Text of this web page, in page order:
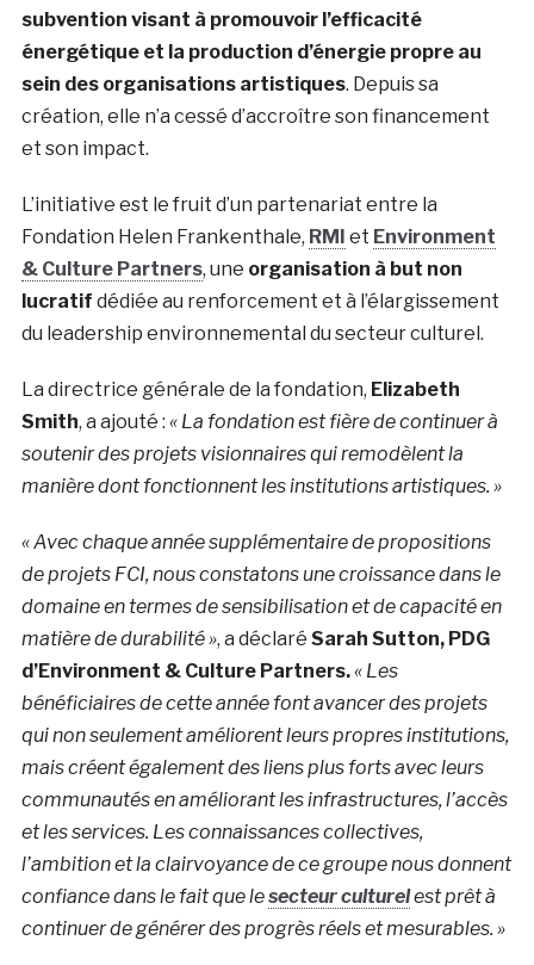
subvention visant à promouvoir l’efficacité
énergétique et la production d’énergie propre au
sein des organisations artistiques. Depuis sa
création, elle n’a cessé d’accroître son financement
et son impact.
L’initiative est le fruit d’un partenariat entre la
Fondation Helen Frankenthale, RMI et Environment
& Culture Partners, une organisation à but non
lucratif dédiée au renforcement et à l’élargissement
du leadership environnemental du secteur culturel.
La directrice générale de la fondation, Elizabeth
Smith, a ajouté : « La fondation est fière de continuer à
soutenir des projets visionnaires qui remodèlent la
manière dont fonctionnent les institutions artistiques. »
« Avec chaque année supplémentaire de propositions
de projets FCI, nous constatons une croissance dans le
domaine en termes de sensibilisation et de capacité en
matière de durabilité », a déclaré Sarah Sutton, PDG
d’Environment & Culture Partners.« Les
bénéficiaires de cette année font avancer des projets
qui non seulement améliorent leurs propres institutions,
mais créent également des liens plus forts avec leurs
communautés en améliorant les infrastructures, l’accès
et les services. Les connaissances collectives,
l’ambition et la clairvoyance de ce groupe nous donnent
confiance dans le fait que lesecteur culturelest prêt à
continuer de générer des progrès réels et mesurables. »